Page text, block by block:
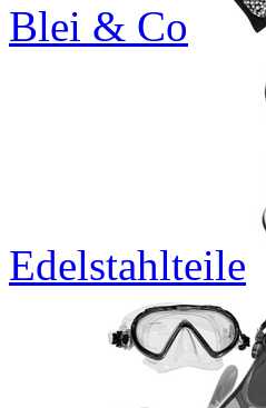
Blei & Co
Edelstahlteile